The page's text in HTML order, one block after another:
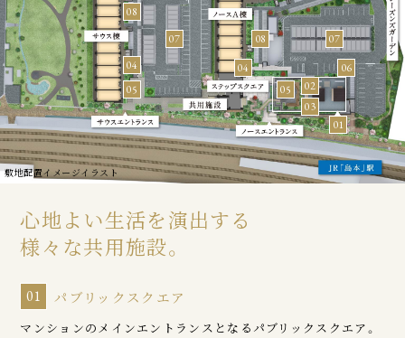
敷地配置イメージイラスト
01
02
03
04
04
05
05
06
07
07 08
08
心地よい生活を演出する
様々な共用施設。
01 パブリックスクエア
マンションのメインエントランスとなるパブリックスクエア。